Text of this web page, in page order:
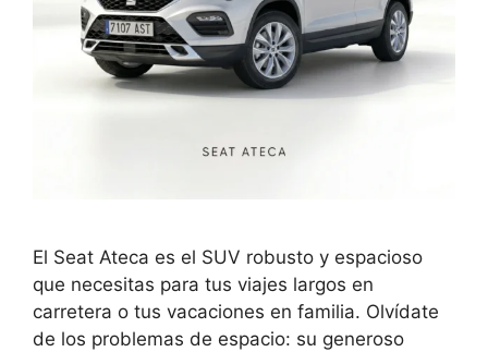
El Seat Ateca es el SUV robusto y espacioso
que necesitas para tus viajes largos en
carretera o tus vacaciones en familia. Olvídate
de los problemas de espacio: su generoso